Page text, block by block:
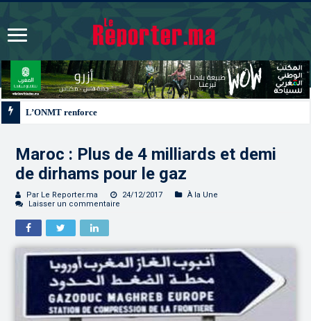
Maroc : Plus de 4 milliards et demi
de dirhams pour le gaz
Par Le Reporter.ma 24/12/2017
À la Une
Laisser un commentaire